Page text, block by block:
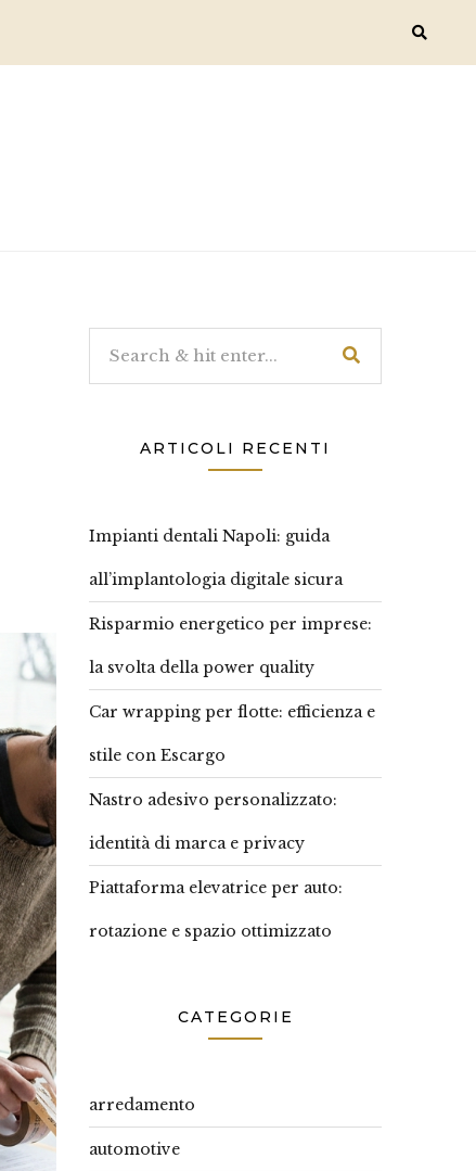
ARTICOLI RECENTI
Impianti dentali Napoli: guida
all’implantologia digitale sicura
Risparmio energetico per imprese:
la svolta della power quality
Car wrapping per flotte: efficienza e
stile con Escargo
Nastro adesivo personalizzato:
identità di marca e privacy
Piattaforma elevatrice per auto:
rotazione e spazio ottimizzato
CATEGORIE
arredamento
automotive